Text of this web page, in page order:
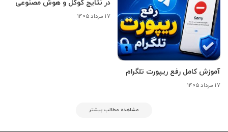
آموزش کامل رفع ریپورت تلگرام
۱۷ مرداد ۱۴۰۵
در نتایج گوگل و هوش مصنوعی
۱۷ مرداد ۱۴۰۵
مشاهده مطالب بیشتر